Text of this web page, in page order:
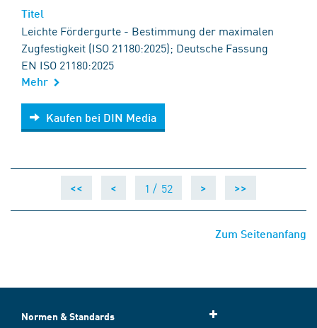
Leichte Fördergurte - Bestimmung der maximalen
Zugfestigkeit (ISO 21180:2025); Deutsche Fassung
EN ISO 21180:2025
Mehr
Kaufen bei DIN Media
Kaufen bei DIN Media
<< < 1 / 52 > >>
Zum Seitenanfang
Normen & Standards